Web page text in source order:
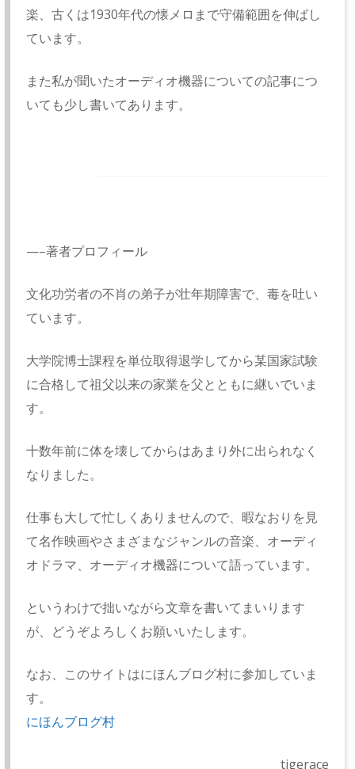
楽、古くは1930年代の懐メロまで守備範囲を伸ばし
ています。
また私が聞いたオーディオ機器についての記事につ
いても少し書いてあります。
—–著者プロフィール
文化功労者の不肖の弟子が壮年期障害で、毒を吐い
ています。
大学院博士課程を単位取得退学してから某国家試験
に合格して祖父以来の家業を父とともに継いでいま
す。
十数年前に体を壊してからはあまり外に出られなく
なりました。
仕事も大して忙しくありませんので、暇なおりを見
て名作映画やさまざまなジャンルの音楽、オーディ
オドラマ、オーディオ機器について語っています。
というわけで拙いながら文章を書いてまいります
が、どうぞよろしくお願いいたします。
なお、このサイトはにほんブログ村に参加していま
す。
にほんブログ村
tigerace